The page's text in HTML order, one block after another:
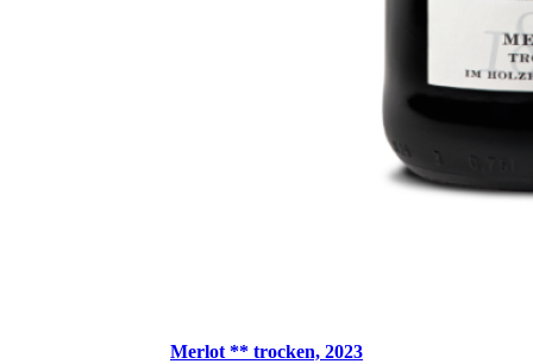
Merlot ** trocken, 2023